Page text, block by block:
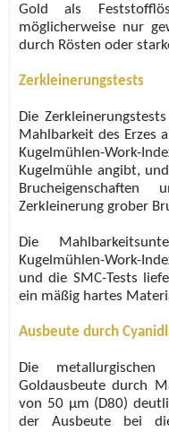
Gold als
möglicherweise nur
durch Rösten oder
Zerkleinerungstests
Die
Mahlbarkeit des Erzes
Kugelmühlen-Work-
Kugelmühle angibt,
Zerkleinerung grober
Die
Kugelmühlen-Work-
und die SMC-Tests
ein mäßig hartes
Ausbeute durch
Die
Goldausbeute durch
von 50 µm (D80)
der Ausbeute bei